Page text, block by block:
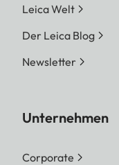
Leica Welt
Der Leica Blog
Newsletter
Unternehmen
Corporate